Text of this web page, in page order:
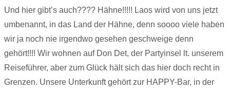
Und hier gibt’s auch???? Hähne!!!!! Laos wird von uns jetzt
umbenannt, in das Land der Hähne, denn soooo viele haben
wir ja noch nie irgendwo gesehen geschweige denn
gehört!!!! Wir wohnen auf Don Det, der Partyinsel lt. unserem
Reiseführer, aber zum Glück hält sich das hier doch recht in
Grenzen. Unsere Unterkunft gehört zur HAPPY-Bar, in der